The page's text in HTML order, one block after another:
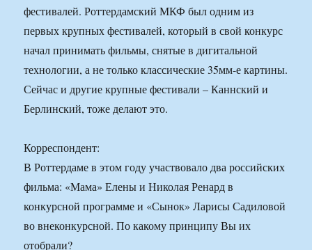
фестивалей. Роттердамский МКФ был одним из
первых крупных фестивалей, который в свой конкурс
начал принимать фильмы, снятые в дигитальной
технологии, а не только классические 35мм-е картины.
Сейчас и другие крупные фестивали – Каннский и
Берлинский, тоже делают это.
Корреспондент:
В Роттердаме в этом году участвовало два российских
фильма: «Мама» Елены и Николая Ренард в
конкурсной программе и «Сынок» Ларисы Садиловой
во внеконкурсной. По какому принципу Вы их
отобрали?